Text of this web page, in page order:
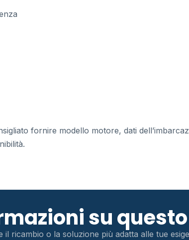
fornire modello motore, dati
su
il ricambio o la soluzione più adatta alle tue